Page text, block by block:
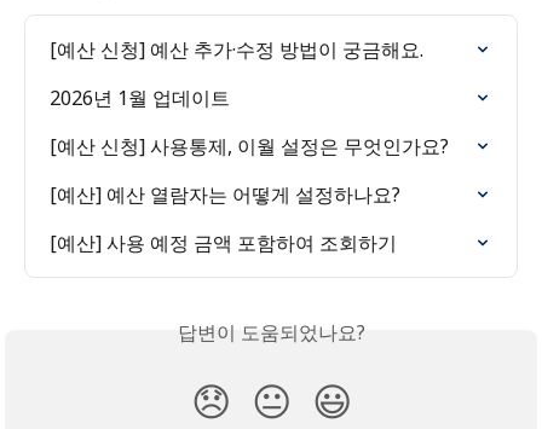
[예산 신청] 예산 추가·수정 방법이 궁금해요.
2026년 1월 업데이트
[예산 신청] 사용통제, 이월 설정은 무엇인가요?
[예산] 예산 열람자는 어떻게 설정하나요?
[예산] 사용 예정 금액 포함하여 조회하기
답변이 도움되었나요?
😞 😐 😃